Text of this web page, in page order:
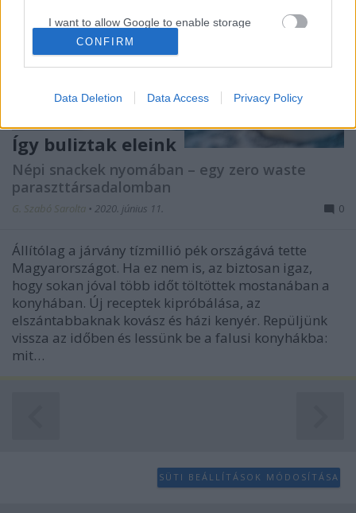
I want to allow Google to enable storage
related to functionality of the website or app.
I want to allow Google to enable storage
related to security, including authentication
functionality and fraud prevention, and other
user protection.
CONFIRM
Data Deletion Data Access Privacy Policy
Így buliztak eleink
Népi snackek nyomában – egy zero waste
paraszttársadalomban
G. Szabó Sarolta • 2020. június 11. 0
Állítólag a járvány tízmillió pék országává tette
Magyarországot. Ha ez nem is, az biztosan igaz,
hogy sokan jóval több időt töltöttek mostanában a
konyhában. Új receptek kipróbálása, az
elszántabbaknak kovász és házi kenyér. Repüljünk
vissza az időben és lessünk be a falusi konyhákba:
mit…
SÜTI BEÁLLÍTÁSOK MÓDOSÍTÁSA